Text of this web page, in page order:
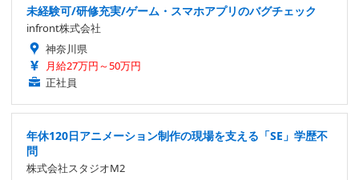
未経験可/研修充実/ゲーム・スマホアプリのバグチェック
infront株式会社
神奈川県
月給27万円～50万円
正社員
年休120日アニメーション制作の現場を支える「SE」学歴不
問
株式会社スタジオM2